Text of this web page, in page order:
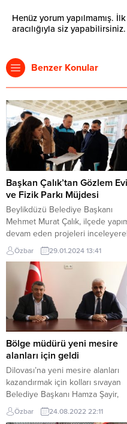
Henüz yorum yapılmamış.
aracılığıyla siz yapabilirsiniz.
Benzer Konular
Başkan Çalık’tan Gözlem Evi
ve Fizik Parkı Müjdesi
Beylikdüzü Belediye Başkanı
Mehmet Murat Çalık, ilçede
devam eden projeleri
çalışmalar hakkında bilgi aldı.
Başta Aziz Sancar Bilim ve Sanat
Merkezi olmak üzere devam
eden projelerin çok kısa sürede
hayata geçirileceğini söyleyen
Başkan Çalık, “Aziz Sancar Bilim
ve Sanat Merkezi ve Prof. Dr.
Erdal İnönü Fizik Parkı ile...
Özbar 29.01.2024 13:41
Bölge müdürü yeni mesire
alanları için geldi
Dilovası’na yeni mesire alanları
kazandırmak için kolları sıvayan
Belediye Başkanı Hamza Şayir,
Sakarya Orman Bölge Müdürü
Ziya Polat’ı makamında ağırladı.
Özbar 24.08.2022 22:11